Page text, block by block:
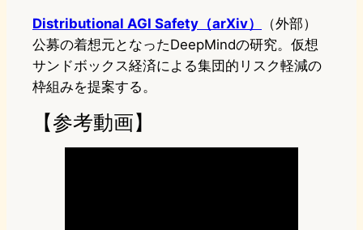
Distributional AGI Safety（arXiv）
（外部）
公募の着想元となったDeepMindの研究。仮想
サンドボックス経済による集団的リスク軽減の
枠組みを提案する。
【参考動画】